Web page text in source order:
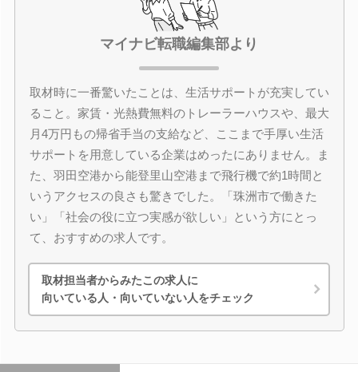
マイナビ転職編集部より
取材時に一番驚いたことは、生活サポートが充実してい
ること。家賃・光熱費無料のトレーラーハウスや、最大
月4万円もの帰省手当の支給など、ここまで手厚い生活
サポートを用意している企業はめったにありません。ま
た、羽田空港から能登里山空港まで飛行機で約1時間と
いうアクセスの良さも驚きでした。「珠洲市で働きた
い」「社会の役に立つ実感が欲しい」という方にとっ
て、おすすめの求人です。
取材担当者からみたこの求人に
向いている人・向いていない人をチェック